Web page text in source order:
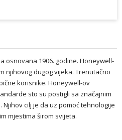
osnovana 1906. godine. Honeywell-
njihovog dugog vijeka. Trenutačno
korisnike. Honeywell-ov
sto su postigli sa značajnim
cilj je da uz pomoć tehnologije
mjestima širom svijeta.